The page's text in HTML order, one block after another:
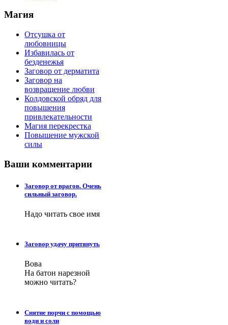
Магия
Отсушка от
любовницы
Избавилась от
безденежья
Заговор от дерматита
Заговор на
возвращение любви
Колдовской обряд для
повышения
привлекательности
Магия перекрестка
Повышение мужской
силы
Ваши комментарии
Заговор от врагов. Очень
сильный заговор.
Надо читать свое имя
Заговор удачу притянуть
Вова
На батон нарезной
можно читать?
Снятие порчи с помощью
води и соли